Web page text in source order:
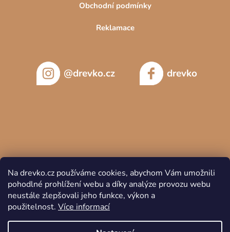
Na drevko.cz používáme cookies, abychom Vám umožnili
pohodlné prohlížení webu a díky analýze provozu webu
neustále zlepšovali jeho funkce, výkon a
použitelnost. Více informací
Obchodní podmínky
Reklamace
@drevko.cz drevko